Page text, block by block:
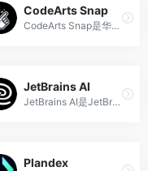
CodeArts Snap
CodeArts Snap是华为云推出的...
JetBrains AI
JetBrains AI是JetBrains公司...
Plandex